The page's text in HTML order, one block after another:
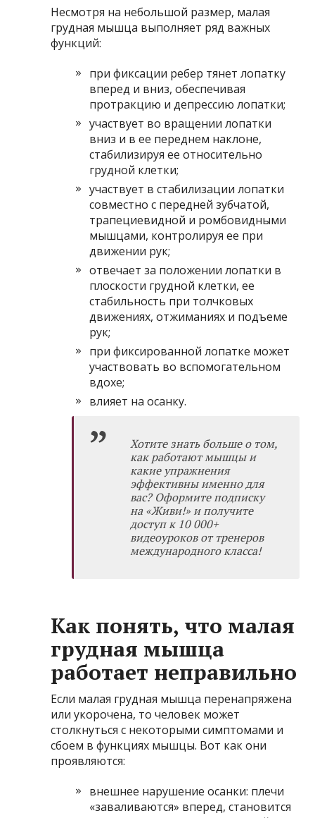
Несмотря на небольшой размер, малая
грудная мышца выполняет ряд важных
функций:
при фиксации ребер тянет лопатку
вперед и вниз, обеспечивая
протракцию и депрессию лопатки;
участвует во вращении лопатки
вниз и в ее переднем наклоне,
стабилизируя ее относительно
грудной клетки;
участвует в стабилизации лопатки
совместно с передней зубчатой,
трапециевидной и ромбовидными
мышцами, контролируя ее при
движении рук;
отвечает за положении лопатки в
плоскости грудной клетки, ее
стабильность при толчковых
движениях, отжиманиях и подъеме
рук;
при фиксированной лопатке может
участвовать во вспомогательном
вдохе;
влияет на осанку.
Хотите знать больше о том,
как работают мышцы и
какие упражнения
эффективны именно для
вас? Оформитеподписку
на «Живи!»и получите
доступ к 10 000+
видеоуроков от тренеров
международного класса!
Как понять, что малая
грудная мышца
работает неправильно
Если малая грудная мышца перенапряжена
или укорочена, то человек может
столкнуться с некоторыми симптомами и
сбоем в функциях мышцы. Вот как они
проявляются:
внешнее нарушение осанки: плечи
«заваливаются» вперед, становится